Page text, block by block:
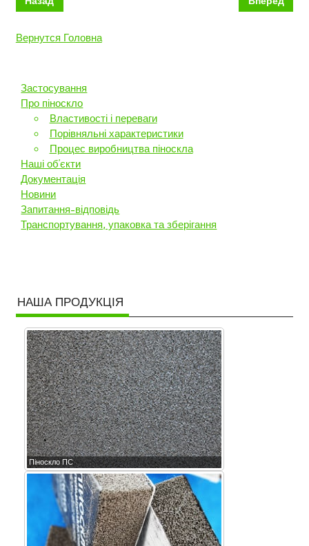
Вернутся Головна
Застосування
Про піноскло
Властивості і переваги
Порівняльні характеристики
Процес виробництва піноскла
Наші об’єкти
Документація
Новини
Запитання-відповідь
Транспортування, упаковка та зберігання
НАША ПРОДУКЦІЯ
Піноскло ПС